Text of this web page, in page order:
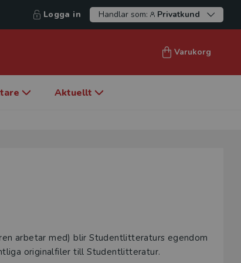
Logga in Handlar som: Privatkund
Varukorg
Aktuellt
arbetar med) blir Studentlitteraturs egendom
originalfiler till Studentlitteratur.